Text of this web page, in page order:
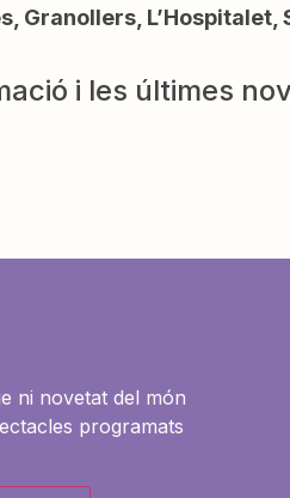
Granollers, L’Hospitalet,
i les últimes
ni novetat del món
programats